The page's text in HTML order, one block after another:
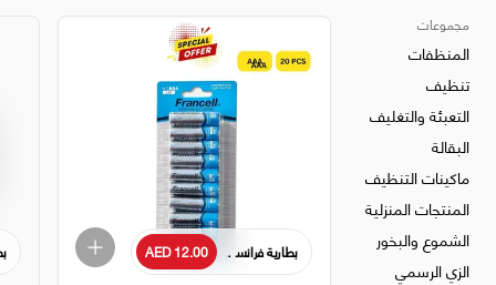
مجموعات
المنظفات
تنظيف
التعبئة والتغليف
البقالة
ماكينات التنظيف
المنتجات المنزلية
الشموع والبخور
الزي الرسمي
بطارية فرانسيل فائقة التحمل 1.5 فولت، AAA
AED 12.00